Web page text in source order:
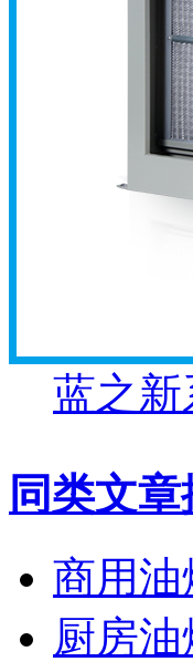
蓝之新
同类文
商用
厨房